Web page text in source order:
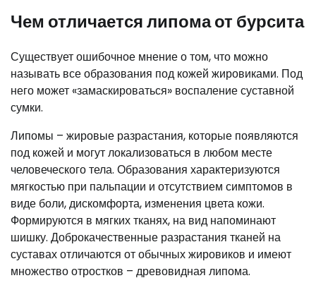
Чем отличается липома от бурсита
Существует ошибочное мнение о том, что можно
называть все образования под кожей жировиками. Под
него может «замаскироваться» воспаление суставной
сумки.
Липомы – жировые разрастания, которые появляются
под кожей и могут локализоваться в любом месте
человеческого тела. Образования характеризуются
мягкостью при пальпации и отсутствием симптомов в
виде боли, дискомфорта, изменения цвета кожи.
Формируются в мягких тканях, на вид напоминают
шишку. Доброкачественные разрастания тканей на
суставах отличаются от обычных жировиков и имеют
множество отростков – древовидная липома.